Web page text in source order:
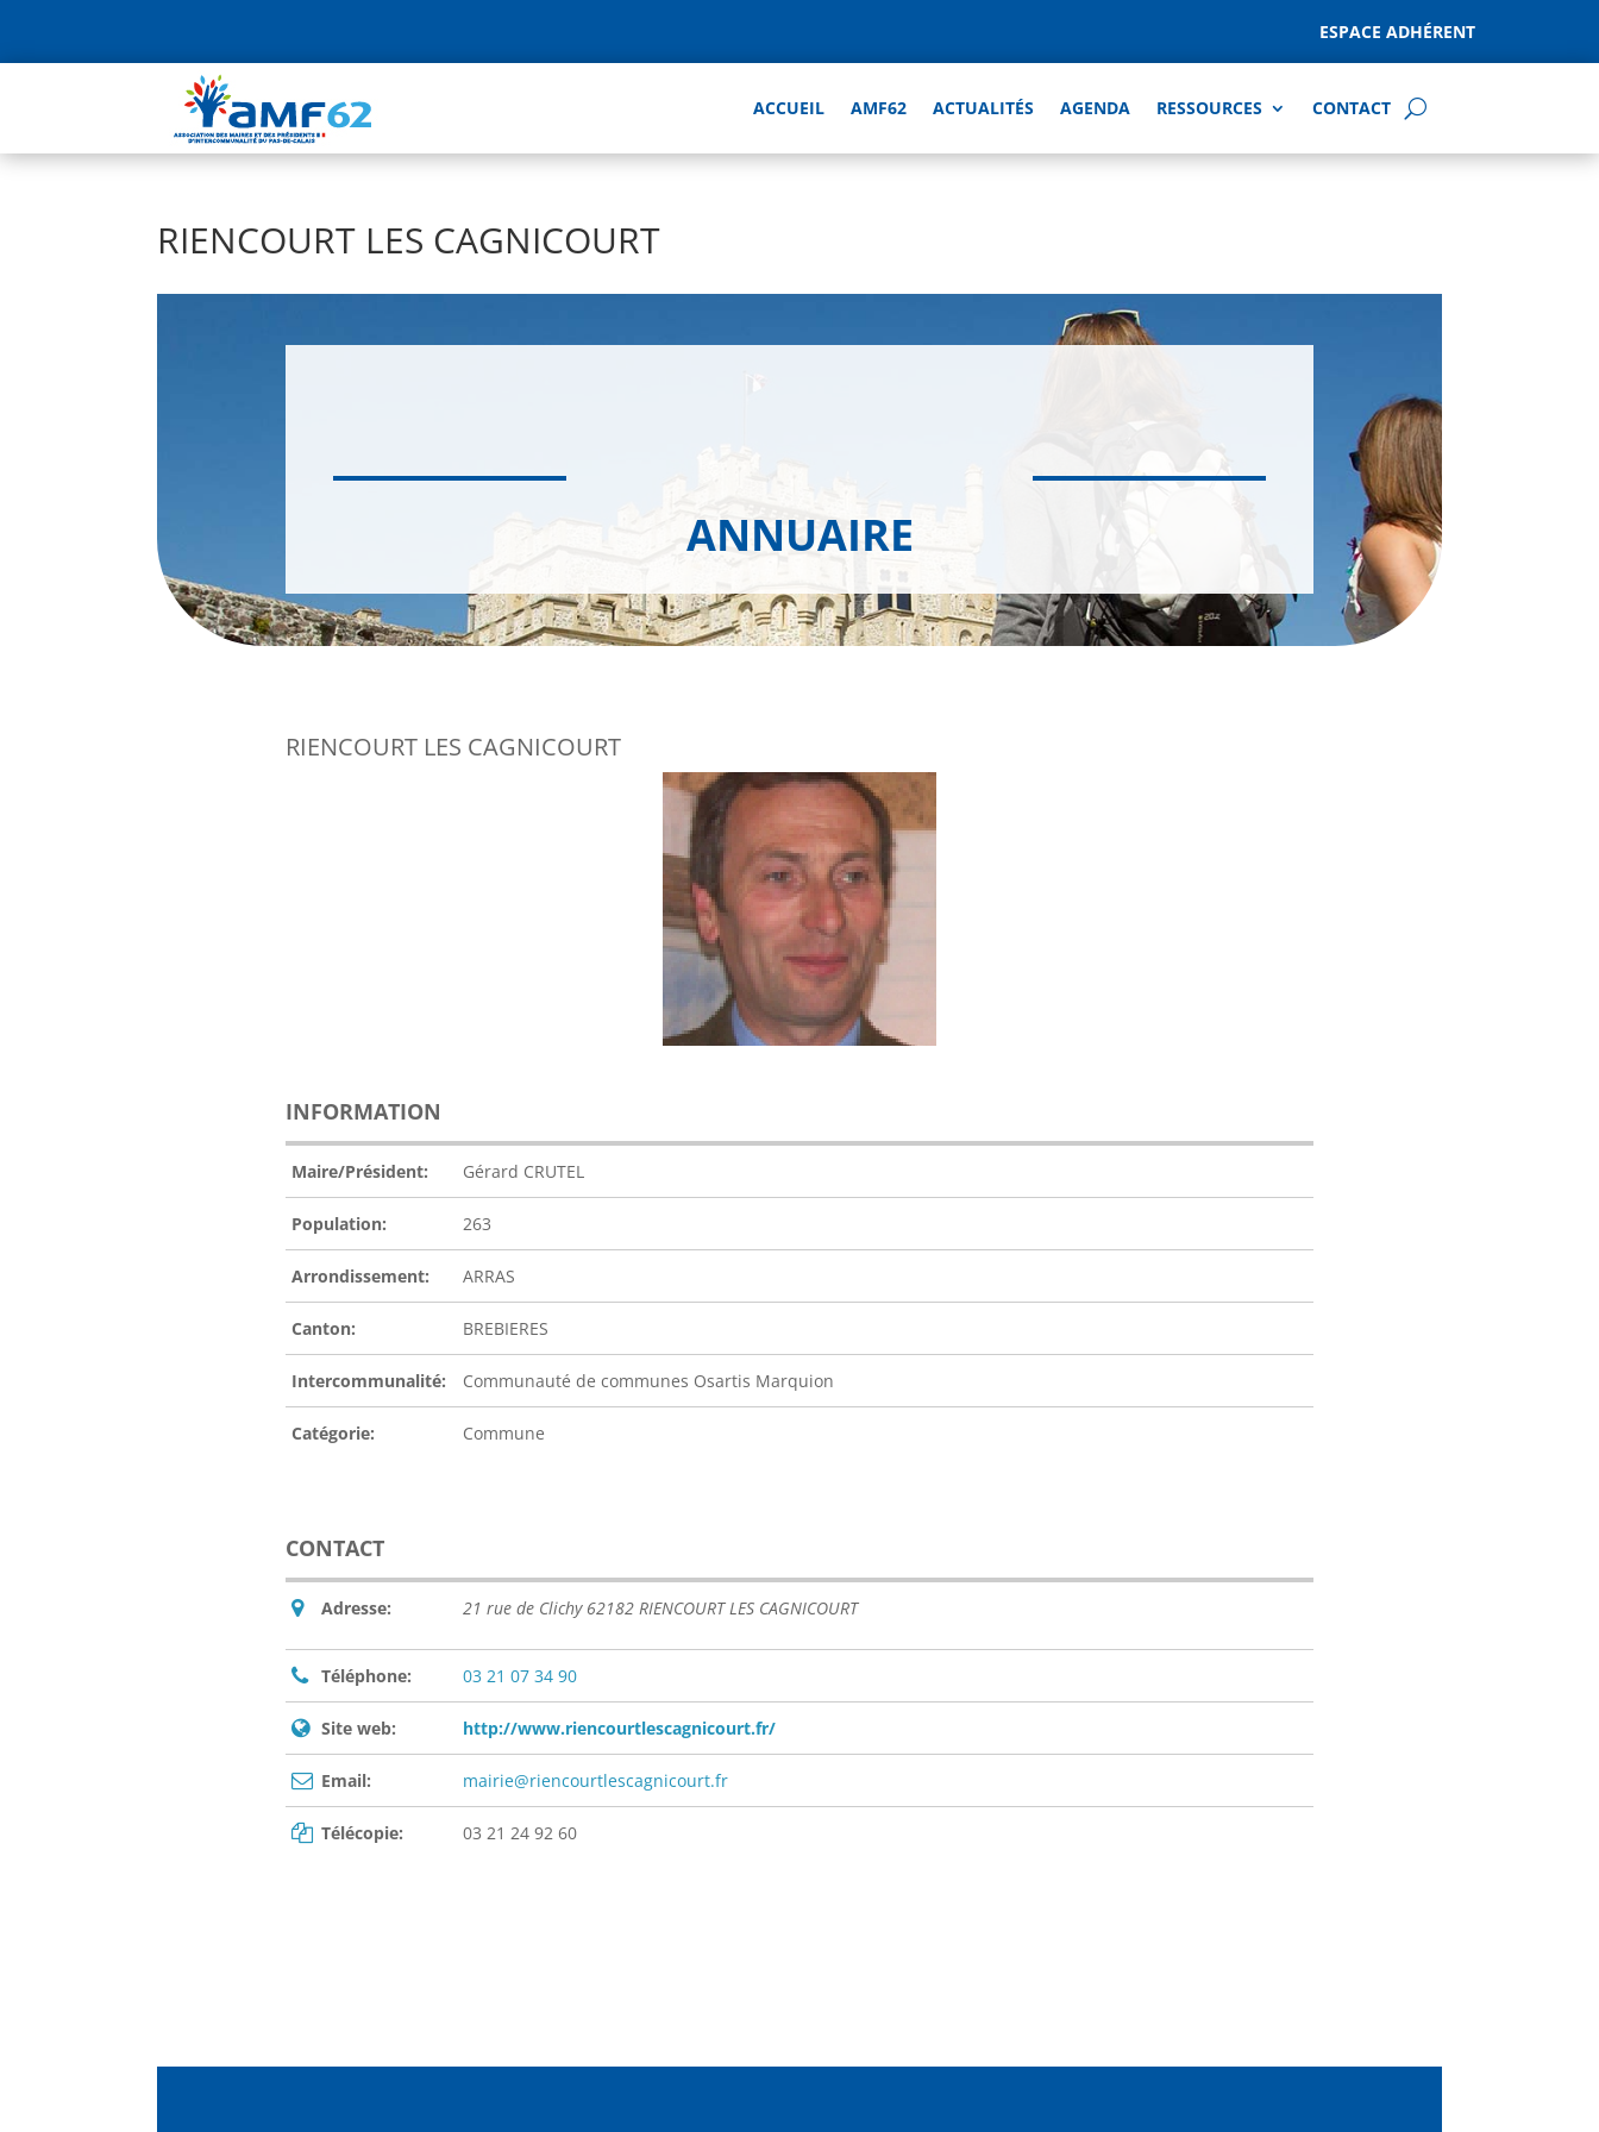
ESPACE ADHÉRENT
ACCUEIL AMF62 ACTUALITÉS AGENDA RESSOURCES CONTACT
RIENCOURT LES CAGNICOURT
ANNUAIRE
RIENCOURT LES CAGNICOURT
INFORMATION
Maire/Président: Gérard CRUTEL
Population: 263
Arrondissement: ARRAS
Canton: BREBIERES
Intercommunalité: Communauté de communes Osartis Marquion
Catégorie: Commune
CONTACT
Adresse: 21 rue de Clichy 62182 RIENCOURT LES CAGNICOURT
Téléphone: 03 21 07 34 90
Site web: http://www.riencourtlescagnicourt.fr/
Email: mairie@riencourtlescagnicourt.fr
Télécopie: 03 21 24 92 60